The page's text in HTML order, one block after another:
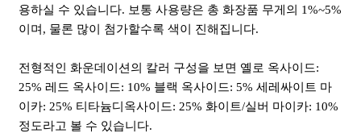
용하실 수 있습니다. 보통 사용량은 총 화장품 무게의 1%~5%
이며, 물론 많이 첨가할수록 색이 진해집니다.
전형적인 화운데이션의 칼러 구성을 보면 옐로 옥사이드:
25% 레드 옥사이드: 10% 블랙 옥사이드: 5% 세레싸이트 마
이카: 25% 티타늄디옥사이드: 25% 화이트/실버 마이카: 10%
정도라고 볼 수 있습니다.